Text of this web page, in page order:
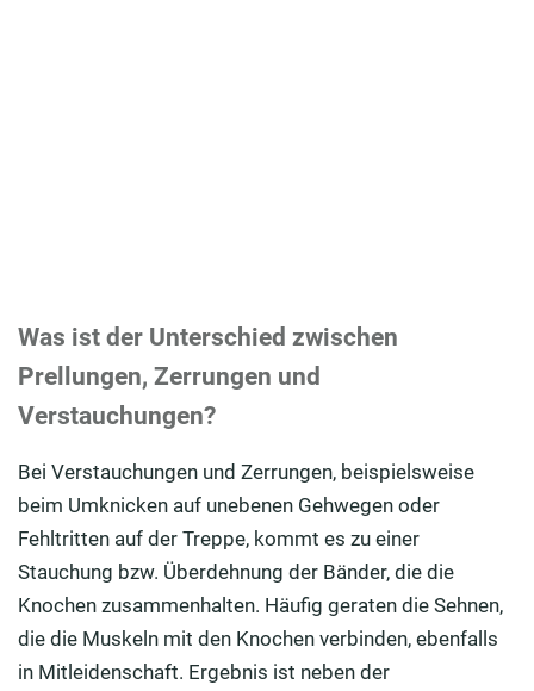
Was ist der Unterschied zwischen
Prellungen, Zerrungen und
Verstauchungen?
Bei Verstauchungen und Zerrungen, beispielsweise
beim Umknicken auf unebenen Gehwegen oder
Fehltritten auf der Treppe, kommt es zu einer
Stauchung bzw. Überdehnung der Bänder, die die
Knochen zusammenhalten. Häufig geraten die Sehnen,
die die Muskeln mit den Knochen verbinden, ebenfalls
in Mitleidenschaft. Ergebnis ist neben der